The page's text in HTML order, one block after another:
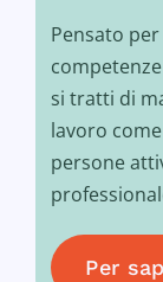
Pensato
si tratti di
lavoro
persone
Per